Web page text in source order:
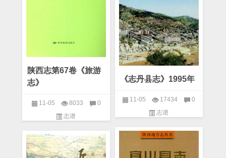
陕西志第67卷《旅游
志》
11-05 8033
0
志谱
《志丹县志》1995年
11-05 17434
0
志谱